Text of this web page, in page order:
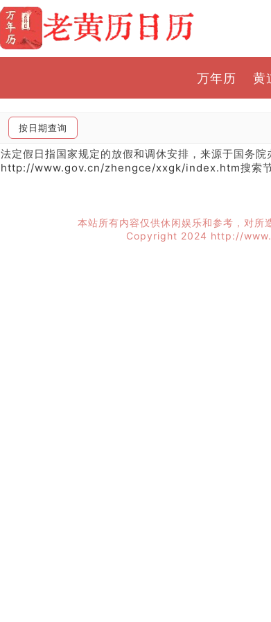
万年历 黄
按日期查询
法定假日指国家规定的放假和调休安排，来源于国务
http://www.gov.cn/zhengce/xxgk/index.htm搜索
本站所有内容仅供休闲娱乐和参考，对所
Copyright 2024 http://